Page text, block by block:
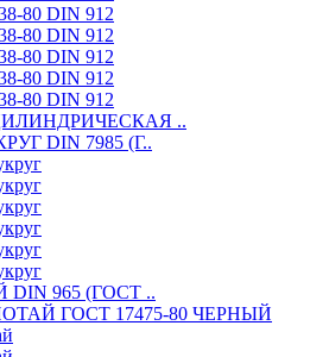
80 DIN 912
80 DIN 912
80 DIN 912
80 DIN 912
80 DIN 912
..
DIN 7985 (Г..
965 (ГОСТ ..
ГОСТ 17475-80 ЧЕРНЫЙ